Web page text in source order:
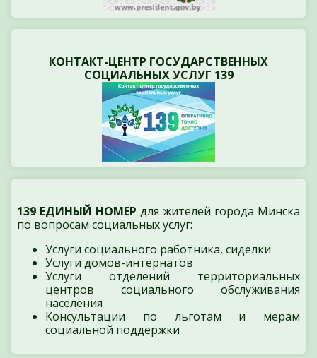
КОНТАКТ-ЦЕНТР ГОСУДАРСТВЕННЫХ
СОЦИАЛЬНЫХ УСЛУГ 139
139 ЕДИНЫЙ НОМЕР для жителей города Минска
по вопросам социальных услуг:
Услуги социального работника, сиделки
Услуги домов-интернатов
Услуги отделений территориальных
центров социального обслуживания
населения
Консультации по льготам и мерам
социальной поддержки